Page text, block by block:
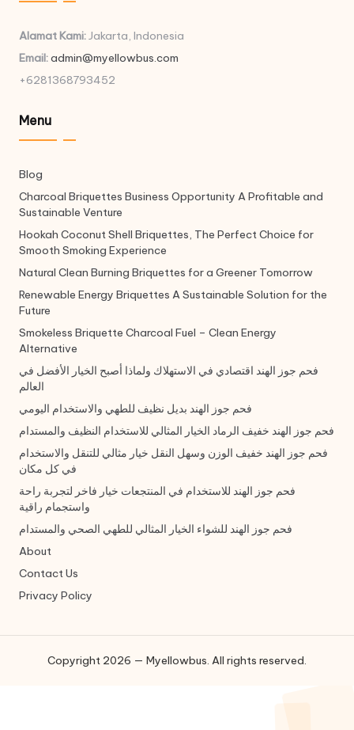
Alamat Kami:Jakarta, Indonesia
Email:admin@myellowbus.com
+6281368793452
Menu
Blog
Charcoal Briquettes Business Opportunity A Profitable and
Sustainable Venture
Hookah Coconut Shell Briquettes, The Perfect Choice for
Smooth Smoking Experience
Natural Clean Burning Briquettes for a Greener Tomorrow
Renewable Energy Briquettes A Sustainable Solution for the
Future
Smokeless Briquette Charcoal Fuel – Clean Energy
Alternative
فحم جوز الهند اقتصادي في الاستهلاك ولماذا أصبح الخيار الأفضل في
العالم
فحم جوز الهند بديل نظيف للطهي والاستخدام اليومي
فحم جوز الهند خفيف الرماد الخيار المثالي للاستخدام النظيف والمستدام
فحم جوز الهند خفيف الوزن وسهل النقل خيار مثالي للتنقل والاستخدام
في كل مكان
فحم جوز الهند للاستخدام في المنتجعات خيار فاخر لتجربة راحة
واستجمام راقية
فحم جوز الهند للشواء الخيار المثالي للطهي الصحي والمستدام
About
Contact Us
Privacy Policy
Copyright 2026 — Myellowbus. All rights reserved.